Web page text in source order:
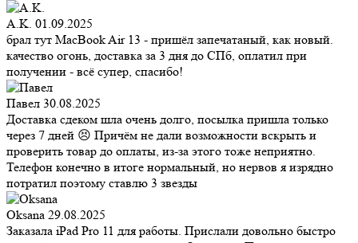
A.K. 01.09.2025
брал тут MacBook Air 13 - пришёл запечатаный, как новый.
качество огонь, доставка за 3 дня до СПб, оплатил при
получении - всё супер, спасибо!
Павел 30.08.2025
Доставка сдеком шла очень долго, посылка пришла только
через 7 дней 😣 Причём не дали возможности вскрыть и
проверить товар до оплаты, из-за этого тоже неприятно.
Телефон конечно в итоге нормальный, но нервов я изрядно
потратил поэтому ставлю 3 звезды
Oksana 29.08.2025
Заказала iPad Pro 11 для работы. Прислали довольно быстро